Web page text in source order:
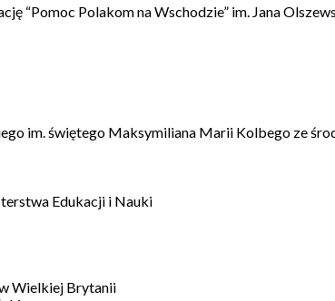
“Pomoc Polakom na Wschodzie” im. Jana
im. świętego Maksymiliana Marii Kolbego ze
Edukacji i Nauki
Wielkiej Brytanii